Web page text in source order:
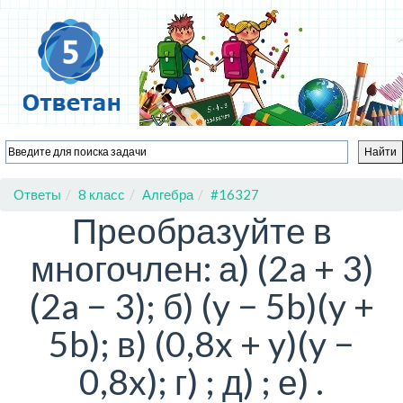
Ответы 8 класс Алгебра #16327
Преобразуйте в
многочлен: а) (2a + 3)
(2a − 3); б) (y − 5b)(y +
5b); в) (0,8x + y)(y −
0,8x); г) ; д) ; е) .